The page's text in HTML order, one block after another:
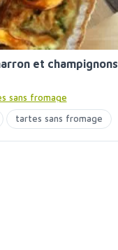
et champignons
sans fromage
tartes sans fromage